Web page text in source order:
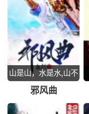
山是山，水是水,山不
是山，水不是水
邪风曲